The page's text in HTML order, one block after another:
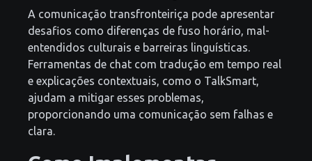
A comunicação transfronteiriça pode apresentar
desafios como diferenças de fuso horário, mal-
entendidos culturais e barreiras linguísticas.
Ferramentas de chat com tradução em tempo real
e explicações contextuais, como o TalkSmart,
ajudam a mitigar esses problemas,
proporcionando uma comunicação sem falhas e
clara.